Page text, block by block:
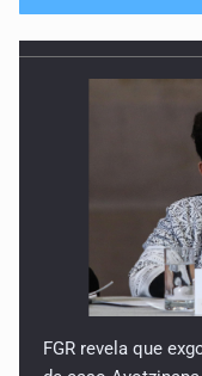
de caso Ayotzinapa